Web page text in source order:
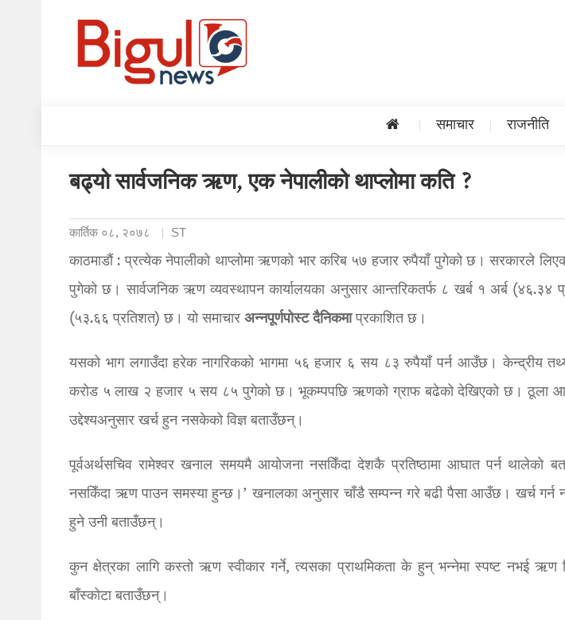
समाचार राजनीति
बढ्यो सार्वजनिक ऋण, एक नेपालीको थाप्लोमा कति ?
कार्तिक ०८, २०७८ ST
काठमाडौं : प्रत्येक नेपालीको थाप्लोमा ऋणको भार करिब ५७ हजार रुपैयाँ पुगेको छ। सरकारले
पुगेको छ। सार्वजनिक ऋण व्यवस्थापन कार्यालयका अनुसार आन्तरिकतर्फ ८ खर्ब १ अर्ब (४६.३४
(५३.६६ प्रतिशत) छ। यो समाचारअन्नपूर्णपोस्टदैनिकमाप्रकाशित छ।
यसको भाग लगाउँदा हरेक नागरिकको भागमा ५६ हजार ६ सय ८३ रुपैयाँ पर्न आउँछ। केन्द्रीय
करोड ५ लाख २ हजार ५ सय ८५ पुगेको छ। भूकम्पपछि ऋणको ग्राफ बढेको देखिएको छ। ठूला
उद्देश्यअनुसार खर्च हुन नसकेको विज्ञ बताउँछन्।
पूर्वअर्थसचिव रामेश्वर खनाल समयमै आयोजना नसकिँदा देशकै प्रतिष्ठामा आघात पर्न थालेको
नसकिँदा ऋण पाउन समस्या हुन्छ।’ खनालका अनुसार चाँडै सम्पन्न गरे बढी पैसा आउँछ। खर्च
हुने उनी बताउँछन्।
कुन क्षेत्रका लागि कस्तो ऋण स्वीकार गर्ने, त्यसका प्राथमिकता के हुन् भन्नेमा स्पष्ट नभई ऋण
बाँस्कोटा बताउँछन्।